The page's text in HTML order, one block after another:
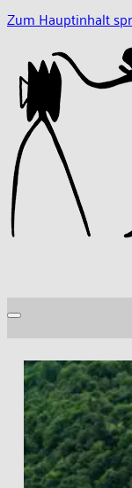
Zum Hauptinhalt
THE
PROJECTS
SCHWARZ-